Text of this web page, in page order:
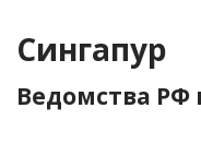
Сингапур
Ведомства РФ